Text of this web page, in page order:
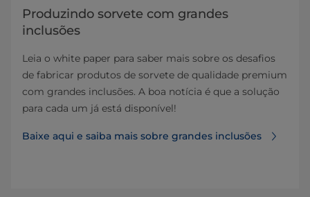
Produzindo sorvete com grandes
inclusões
Leia o white paper para saber mais sobre os desafios
de fabricar produtos de sorvete de qualidade premium
com grandes inclusões. A boa notícia é que a solução
para cada um já está disponível!
Baixe aqui e saiba mais sobre grandes inclusões